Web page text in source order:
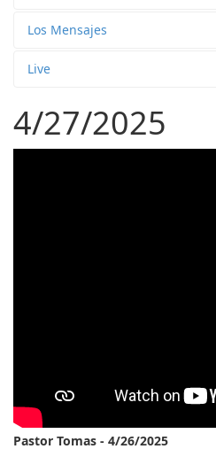
Los Mensajes
Live
4/27/2025
Pastor Tomas - 4/26/2025